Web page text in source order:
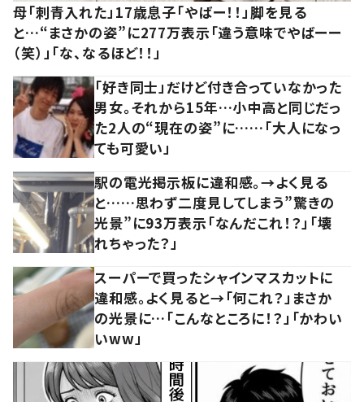
母「刺青入れた」17歳息子「やばー！！」脚を見る
と…“まさかの姿”に277万表示「違う意味でやばーー
（笑）」「な、なるほど！！」
「好き同士」だけど付き合っていなかった
男女。それから15年…小中高と同じだっ
た2人の“現在の姿”に……「大人になっ
ても可愛い」
駅の電光掲示板に違和感。→よく見る
と……思わず二度見してしまう”驚きの
光景”に93万表示「なんだこれ！？」「壊
れちゃった？」
スーパーで買ったシャインマスカットに
違和感。よく見ると→「何これ？」まさか
の光景に…「こんなところに！？」「かわい
いww」